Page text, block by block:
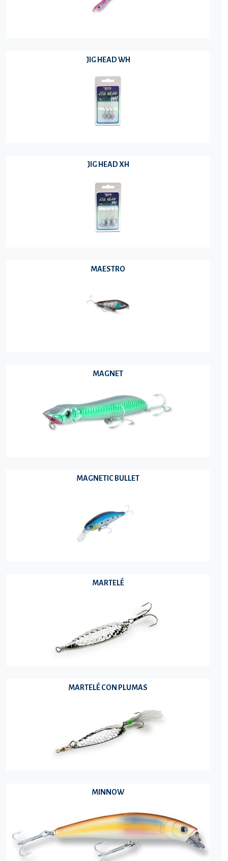
JIG HEAD WH
JIG HEAD XH
MAESTRO
MAGNET
MAGNETIC BULLET
MARTELÉ
MARTELÉ CON PLUMAS
MINNOW